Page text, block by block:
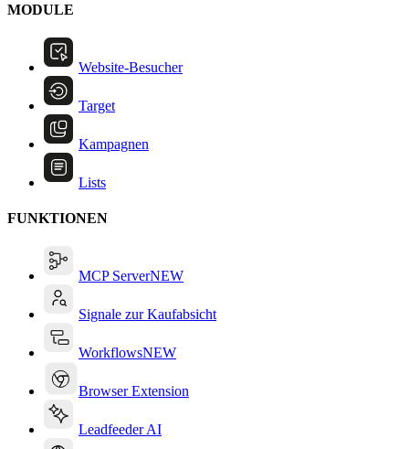
MODULE
Website-Besucher
Target
Kampagnen
Lists
FUNKTIONEN
MCP ServerNEW
Signale zur Kaufabsicht
WorkflowsNEW
Browser Extension
Leadfeeder AI